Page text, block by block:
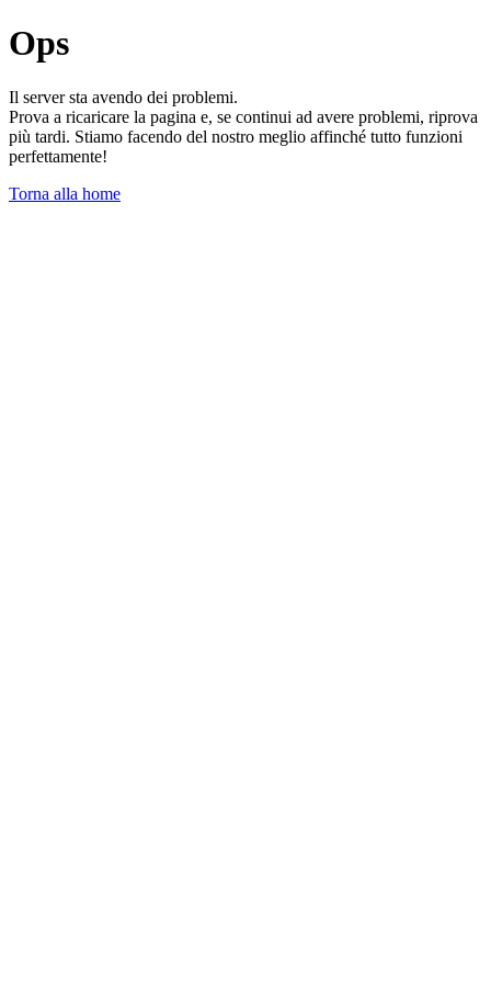
Ops
Il server sta avendo dei problemi.
Prova a ricaricare la pagina e, se continui ad avere problemi, riprova
più tardi. Stiamo facendo del nostro meglio affinché tutto funzioni
perfettamente!
Torna alla home